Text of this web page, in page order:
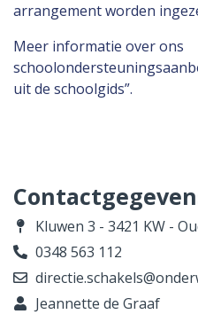
arrangement worden
Meer informatie over ons
uit de schoolgids”.
Kluwen 3 - 3421 KW -
0348 563 112
Jeannette de Graaf